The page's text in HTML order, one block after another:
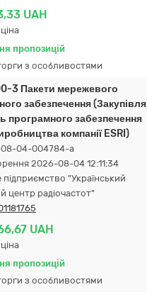
UAH
пропозицій
з особливостями
3 Пакети мережевого
забезпечення (Закупівля
програмного забезпечення
компанії ESRI)
04-004784-a
2026-08-04 12:11:34
"Український
центр радіочастот"
UAH
пропозицій
з особливостями